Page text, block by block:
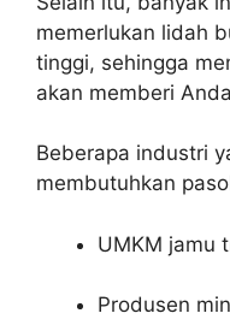
memerlukan lidah
tinggi, sehingga
akan memberi Anda
Beberapa industri
membutuhkan
UMKM jamu
Produsen